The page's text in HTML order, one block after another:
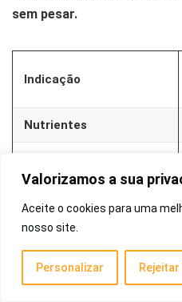
Valorizamos a sua
Aceite o cookies para uma
nosso site.
Personalizar
sem pesar.
Indicação
Nutrientes
Extras
Volume